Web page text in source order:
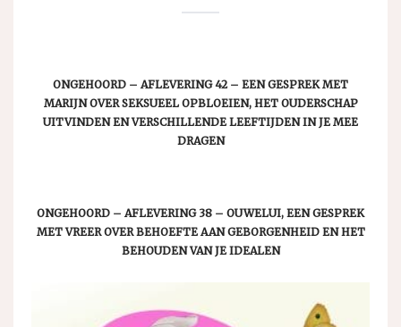
ONGEHOORD – AFLEVERING 42 – EEN GESPREK MET
MARIJN OVER SEKSUEEL OPBLOEIEN, HET OUDERSCHAP
UITVINDEN EN VERSCHILLENDE LEEFTIJDEN IN JE MEE
DRAGEN
ONGEHOORD – AFLEVERING 38 – OUWELUI, EEN GESPREK
MET VREER OVER BEHOEFTE AAN GEBORGENHEID EN HET
BEHOUDEN VAN JE IDEALEN